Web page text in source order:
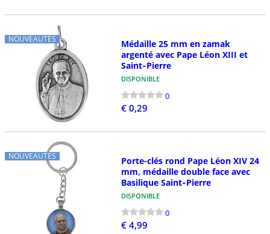
NOUVEAUTÉS
Médaille 25 mm en zamak
argenté avec Pape Léon XIII et
Saint‑Pierre
DISPONIBLE
0
€ 0,29
NOUVEAUTÉS
Porte-clés rond Pape Léon XIV 24
mm, médaille double face avec
Basilique Saint‑Pierre
DISPONIBLE
0
€ 4,99